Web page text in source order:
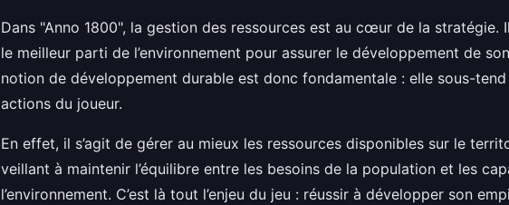
Dans "Anno 1800", la gestion des ressources est au cœur de la stratégie.
le meilleur parti de l’environnement pour assurer le développement de
notion de développement durable est donc fondamentale : elle sous-
actions du joueur.
En effet, il s’agit de gérer au mieux les ressources disponibles sur le
veillant à maintenir l’équilibre entre les besoins de la population et les
l’environnement. C’est là tout l’enjeu du jeu : réussir à développer son